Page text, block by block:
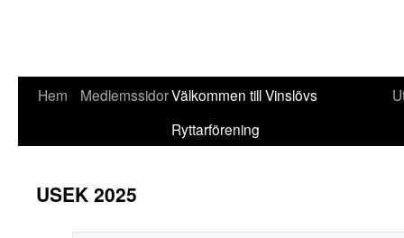
Hoppa
Hem MedlemssidorVälkommen till Vinslövs
Ryttarförening
USEK 2025